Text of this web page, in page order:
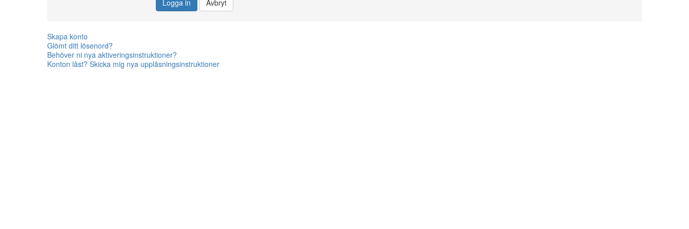
Logga in Avbryt
Skapa konto
Glömt ditt lösenord?
Behöver ni nya aktiveringsinstruktioner?
Konton låst? Skicka mig nya upplåsningsinstruktioner